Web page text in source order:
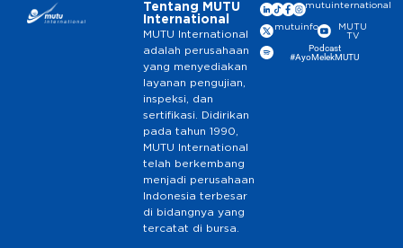
Tentang MUTU
International
MUTU International
adalah perusahaan
yang menyediakan
layanan pengujian,
inspeksi, dan
sertifikasi. Didirikan
pada tahun 1990,
MUTU International
telah berkembang
menjadi perusahaan
Indonesia terbesar
di bidangnya yang
tercatat di bursa.
mutuinternational
mutuinfo
MUTU
TV
Podcast
#AyoMelekMUTU